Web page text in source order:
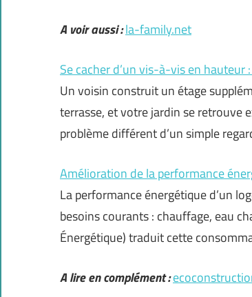
A voir aussi :la-family.net
Se cacher d’un vis-à-vis en hauteur
Un voisin construit un étage
terrasse, et votre jardin se retrouve
problème différent d’un simple
Amélioration de la performance
La performance énergétique d’un
besoins courants : chauffage, eau
Énergétique) traduit cette
A lire en complément :